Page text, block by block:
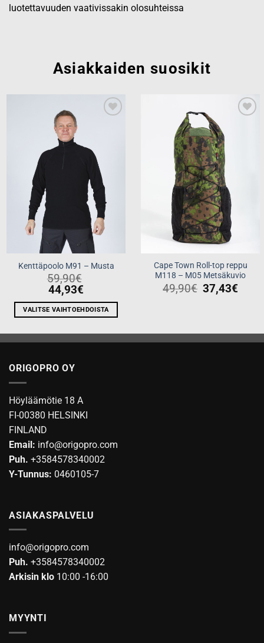
luotettavuuden vaativissakin olosuhteissa
Asiakkaiden suosikit
Kenttäpoolo M91 – Musta
59,90€
44,93€
VALITSE VAIHTOEHDOISTA
tuotteella
muunnelma.
tehdä
valinnat
Cape Town Roll-top reppu
M118 – M05 Metsäkuvio
49,90€ 37,43€
ORIGOPRO OY
Höyläämötie 18 A
FI-00380 HELSINKI
FINLAND
Email: info@origopro.com
Puh. +3584578340002
Y-Tunnus: 0460105-7
ASIAKASPALVELU
info@origopro.com
Puh. +3584578340002
Arkisin klo 10:00 -16:00
MYYNTI